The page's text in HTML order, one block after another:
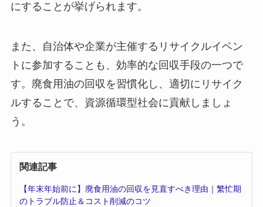
にすることが挙げられます。
また、自治体や企業が主催するリサイクルイベン
トに参加することも、効率的な回収手段の一つで
す。廃食用油の回収を習慣化し、適切にリサイク
ルすることで、資源循環型社会に貢献しましょ
う。
関連記事
【年末年始前に】廃食用油の回収を見直すべき理由｜繁忙期
のトラブル防止＆コスト削減のコツ